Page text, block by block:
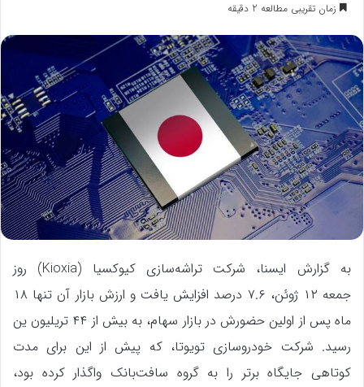
زمان تقریبی مطالعه 2 دقیقه
به گزارش ایسنا، شرکت تراشه‌سازی کیوکسیا (Kioxia) روز
جمعه ۱۲ ژوئن، ۷.۶ درصد افزایش یافت و ارزش بازار آن تنها ۱۸
ماه پس از اولین حضورش در بازار سهام، به بیش از ۴۴ تریلیون ین
رسید. شرکت خودروسازی تویوتا، که پیش از این برای مدت
کوتاهی جایگاه برتر را به گروه سافت‌بانک واگذار کرده بود،